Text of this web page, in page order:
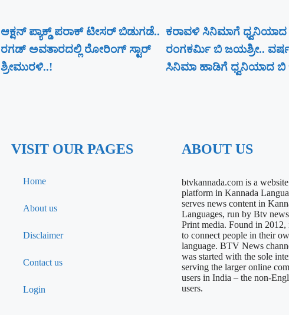
ಆಕ್ಷನ್ ಪ್ಯಾಕ್ಡ್ ಪರಾಕ್ ಟೀಸರ್ ಬಿಡುಗಡೆ..
ರಗಡ್ ಅವತಾರದಲ್ಲಿ ರೋರಿಂಗ್ ಸ್ಟಾರ್
ಶ್ರೀಮುರಳಿ..!
ಕರಾವಳಿ ಸಿನಿಮಾಗೆ ಧ್ವನಿಯಾದ
ರಂಗಕರ್ಮಿ ಬಿ ಜಯಶ್ರೀ..
ಸಿನಿಮಾ ಹಾಡಿಗೆ ಧ್ವನಿಯಾದ ಬಿ
VISIT OUR PAGES
Home
About us
Disclaimer
Contact us
Login
ABOUT US
btvkannada.com is a
platform in Kannada
serves news content in
Languages, run by Btv
Print media. Found in 2012,
to connect people in their
language. BTV News
was started with the sole
serving the larger online
users in India – the non-
users.